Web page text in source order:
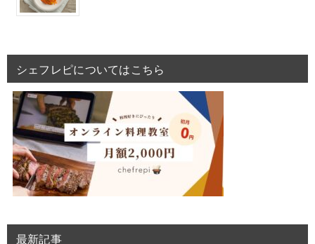
シェフレピについてはこちら
最新記事